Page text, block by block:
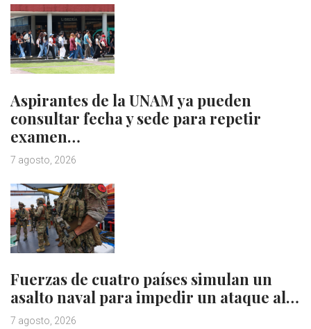
Aspirantes de la UNAM ya pueden
consultar fecha y sede para repetir
examen…
7 agosto, 2026
Fuerzas de cuatro países simulan un
asalto naval para impedir un ataque al…
7 agosto, 2026